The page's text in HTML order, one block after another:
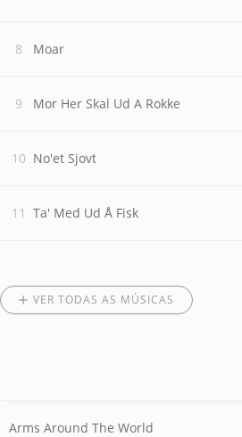
Moar
Mor Her Skal Ud A Rokke
No'et Sjovt
Ta' Med Ud Å Fisk
VER TODAS AS MÚSICAS
Arms Around The World